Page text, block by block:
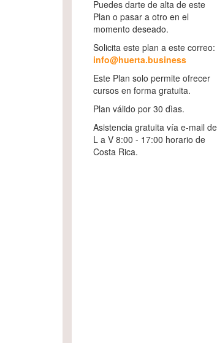
Puedes darte de alta de este
Plan o pasar a otro en el
momento deseado.
Solicita este plan a este correo:
info@huerta.business
Este Plan solo permite ofrecer
cursos en forma gratuita.
Plan válido por 30 dìas.
Asistencia gratuita vía e-mail de
L a V 8:00 - 17:00 horario de
Costa Rica.